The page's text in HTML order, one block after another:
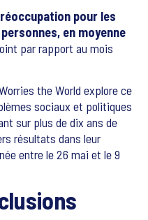
pour les
en moyenne
par rapport au mois
the World explore ce
sociaux et politiques
sur plus de dix ans de
résultats dans leur
entre le 26 mai et le 9